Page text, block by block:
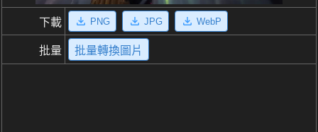
下載 PNG JPG WebP
批量 批量轉換圖片